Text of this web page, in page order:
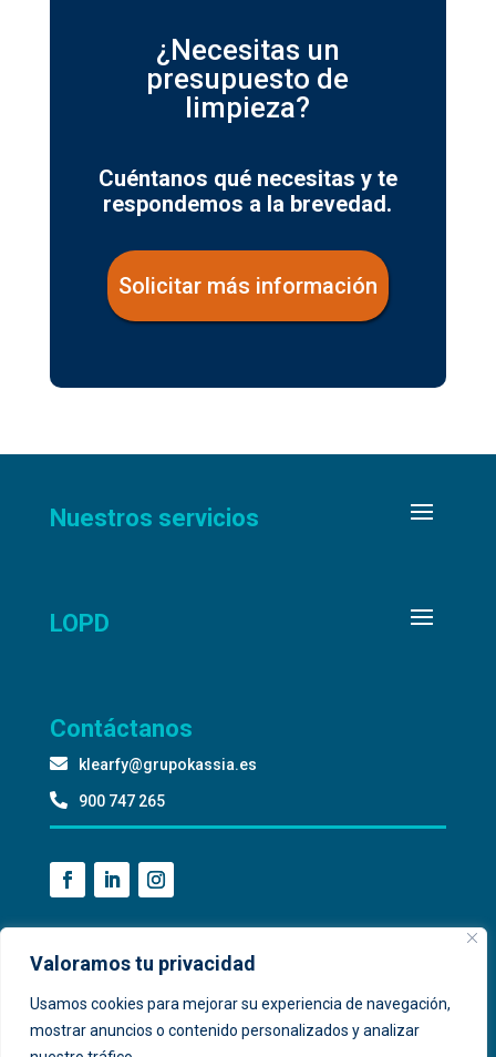
Valoramos tu privacidad
Usamos cookies para mejorar su experiencia de navegación,
mostrar anuncios o contenido personalizados y analizar
¿Necesitas un
presupuesto de
limpieza?
Cuéntanos qué necesitas y te
respondemos a la brevedad.
Solicitar más información
Nuestros servicios
LOPD
Contáctanos

klearfy@grupokassia.es

900 747 265